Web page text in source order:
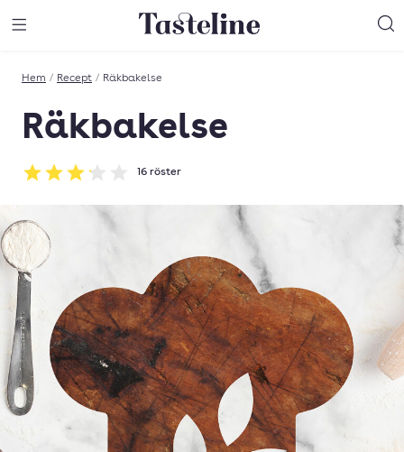
Till Tastelines startsida
Hem / Recept / Räkbakelse
Räkbakelse
Betyg: 3.13 av 5
16 röster